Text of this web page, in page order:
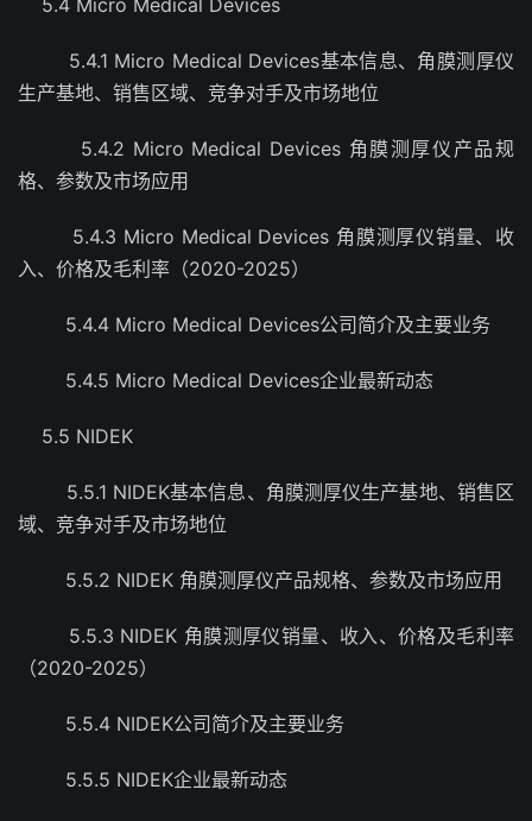
5.4.1 Micro Medical Devices基本信息、角膜测厚仪
生产基地、销售区域、竞争对手及市场地位
5.4.2 Micro Medical Devices 角膜测厚仪产品规
格、参数及市场应用
5.4.3 Micro Medical Devices 角膜测厚仪销量、收
入、价格及毛利率（2020-2025）
5.4.4 Micro Medical Devices公司简介及主要业务
5.4.5 Micro Medical Devices企业最新动态
5.5 NIDEK
5.5.1 NIDEK基本信息、角膜测厚仪生产基地、销售区
域、竞争对手及市场地位
5.5.2 NIDEK 角膜测厚仪产品规格、参数及市场应用
5.5.3 NIDEK 角膜测厚仪销量、收入、价格及毛利率
（2020-2025）
5.5.4 NIDEK公司简介及主要业务
5.5.5 NIDEK企业最新动态